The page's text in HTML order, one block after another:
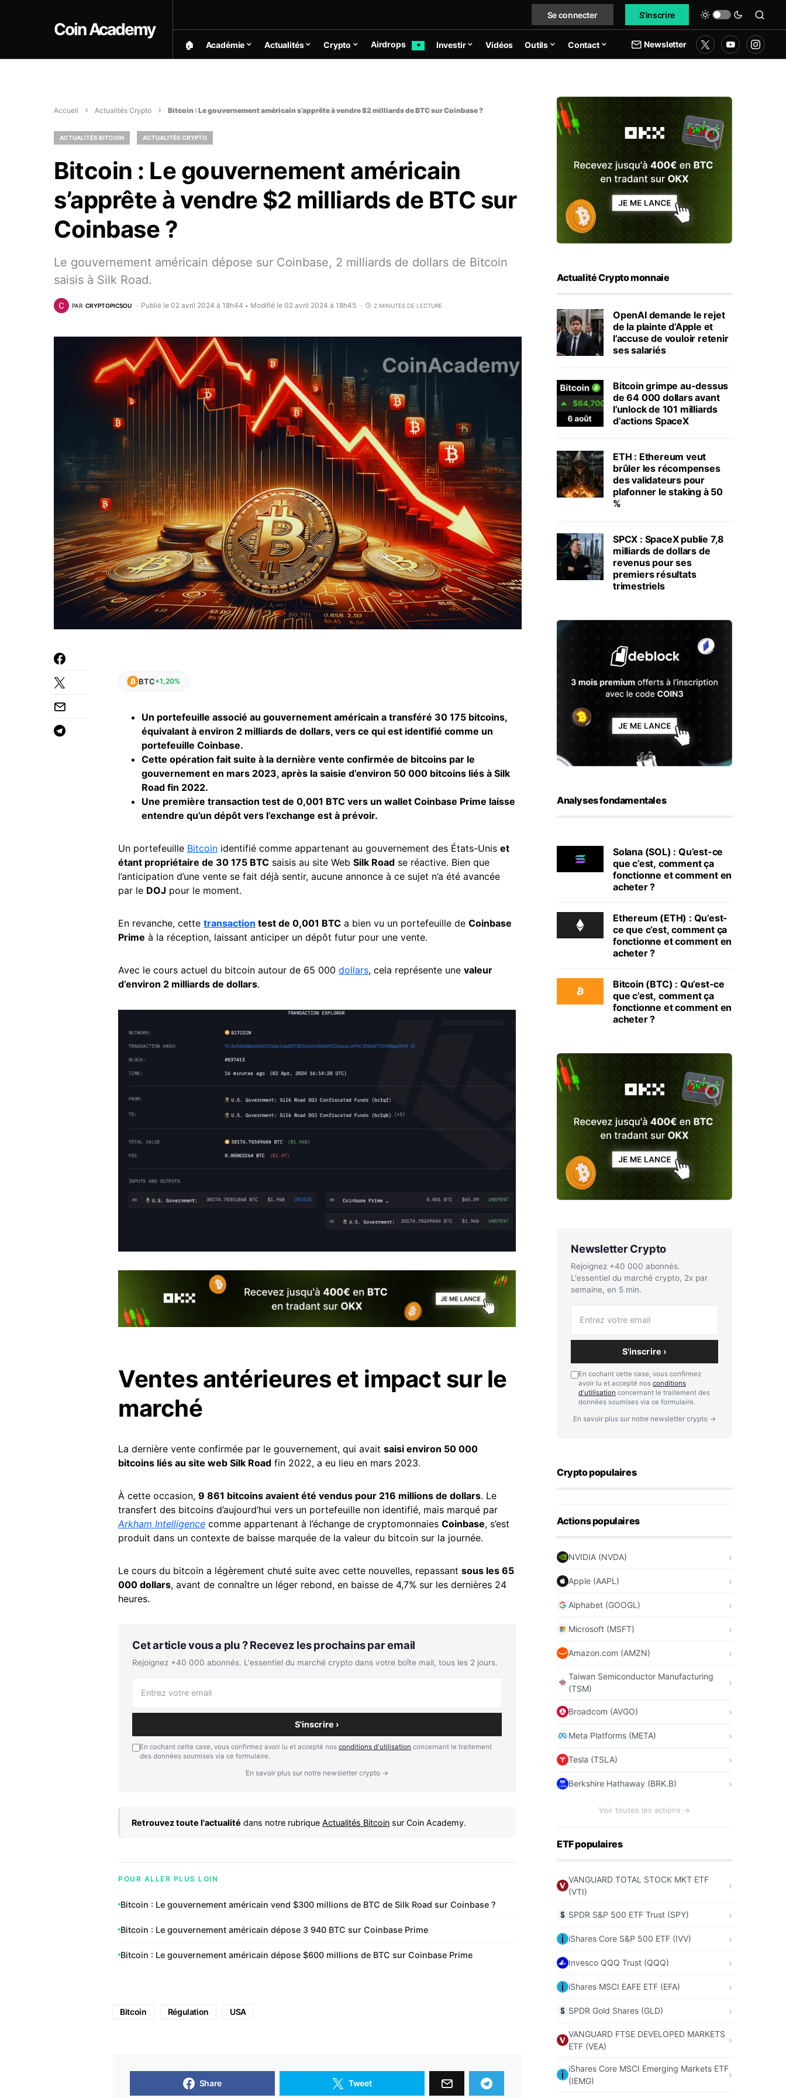
Coin Academy
Se connecter S'inscrire
🏠︎ Académie Actualités Crypto Airdrops ✦ Investir Vidéos Outils Contact Newsletter
Accueil Actualités Crypto Bitcoin : Le gouvernement américain s’apprête à vendre $2 milliards de BTC sur Coinbase ?
ACTUALITÉS BITCOIN ACTUALITÉS CRYPTO
Bitcoin : Le gouvernement américain
s’apprête à vendre $2 milliards de BTC sur
Coinbase ?
Le gouvernement américain dépose sur Coinbase, 2 milliards de dollars de Bitcoin
saisis à Silk Road.
PAR CRYPTOPICSOU Publié le 02 avril 2024 à 18h44 • Modifié le 02 avril 2024 à 18h45 2 MINUTES DE LECTURE
BTC+1,20%
Un portefeuille associé au gouvernement américain a transféré 30 175 bitcoins,
équivalant à environ 2 milliards de dollars, vers ce qui est identifié comme un
portefeuille Coinbase.
Cette opération fait suite à la dernière vente confirmée de bitcoins par le
gouvernement en mars 2023, après la saisie d’environ 50 000 bitcoins liés à Silk
Road fin 2022.
Une première transaction test de 0,001 BTC vers un wallet Coinbase Prime laisse
entendre qu’un dépôt vers l’exchange est à prévoir.
Un portefeuille Bitcoin identifié comme appartenant au gouvernement des États-Unis et
étant propriétaire de 30 175 BTC saisis au site Web Silk Road se réactive. Bien que
l’anticipation d’une vente se fait déjà sentir, aucune annonce à ce sujet n’a été avancée
par le DOJ pour le moment.
En revanche, cette transaction test de 0,001 BTC a bien vu un portefeuille de Coinbase
Prime à la réception, laissant anticiper un dépôt futur pour une vente.
Avec le cours actuel du bitcoin autour de 65 000 dollars, cela représente une valeur
d’environ 2 milliards de dollars.
Ventes antérieures et impact sur le
marché
La dernière vente confirmée par le gouvernement, qui avait saisi environ 50 000
bitcoins liés au site web Silk Road fin 2022, a eu lieu en mars 2023.
À cette occasion, 9 861 bitcoins avaient été vendus pour 216 millions de dollars. Le
transfert des bitcoins d’aujourd’hui vers un portefeuille non identifié, mais marqué par
Arkham Intelligence comme appartenant à l’échange de cryptomonnaies Coinbase, s’est
produit dans un contexte de baisse marquée de la valeur du bitcoin sur la journée.
Le cours du bitcoin a légèrement chuté suite avec cette nouvelles, repassant sous les 65
000 dollars, avant de connaître un léger rebond, en baisse de 4,7% sur les dernières 24
heures.
Cet article vous a plu ? Recevez les prochains par email
Rejoignez +40 000 abonnés. L'essentiel du marché crypto dans votre boîte mail, tous les 2 jours.
S'inscrire ›
En cochant cette case, vous confirmez avoir lu et accepté nos conditions d'utilisation concernant le traitement
des données soumises via ce formulaire.
En savoir plus sur notre newsletter crypto →
Retrouvez toute l'actualité dans notre rubrique Actualités Bitcoin sur Coin Academy.
POUR ALLER PLUS LOIN
Bitcoin : Le gouvernement américain vend $300 millions de BTC de Silk Road sur Coinbase ?
Bitcoin : Le gouvernement américain dépose 3 940 BTC sur Coinbase Prime
Bitcoin : Le gouvernement américain dépose $600 millions de BTC sur Coinbase Prime
Bitcoin Régulation USA
Share Tweet
Actualité Crypto monnaie
OpenAI demande le rejet
de la plainte d’Apple et
l’accuse de vouloir retenir
ses salariés
Bitcoin grimpe au-dessus
de 64 000 dollars avant
l’unlock de 101 milliards
d’actions SpaceX
ETH : Ethereum veut
brûler les récompenses
des validateurs pour
plafonner le staking à 50
%
SPCX : SpaceX publie 7,8
milliards de dollars de
revenus pour ses
premiers résultats
trimestriels
Analyses fondamentales
Solana (SOL) : Qu’est-ce
que c’est, comment ça
fonctionne et comment en
acheter ?
Ethereum (ETH) : Qu’est-
ce que c’est, comment ça
fonctionne et comment en
acheter ?
Bitcoin (BTC) : Qu’est-ce
que c’est, comment ça
fonctionne et comment en
acheter ?
Newsletter Crypto
Rejoignez +40 000 abonnés.
L'essentiel du marché crypto, 2x par
semaine, en 5 min.
S'inscrire ›
En cochant cette case, vous confirmez
avoir lu et accepté nos conditions
d'utilisation concernant le traitement des
données soumises via ce formulaire.
En savoir plus sur notre newsletter crypto →
Crypto populaires
Actions populaires
NVIDIA (NVDA)
Apple (AAPL)
Alphabet (GOOGL)
Microsoft (MSFT)
Amazon.com (AMZN)
Taiwan Semiconductor Manufacturing
(TSM)
Broadcom (AVGO)
Meta Platforms (META)
Tesla (TSLA)
Berkshire Hathaway (BRK.B)
Voir toutes les actions →
ETF populaires
VANGUARD TOTAL STOCK MKT ETF
(VTI)
SPDR S&P 500 ETF Trust (SPY)
iShares Core S&P 500 ETF (IVV)
Invesco QQQ Trust (QQQ)
iShares MSCI EAFE ETF (EFA)
SPDR Gold Shares (GLD)
VANGUARD FTSE DEVELOPED MARKETS
ETF (VEA)
iShares Core MSCI Emerging Markets ETF
(IEMG)